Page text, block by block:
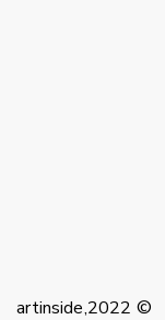
artinside,2022 ©